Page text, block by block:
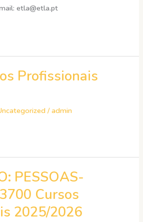
etla@etla.pt
Profissionais
/admin
PESSOAS-
Cursos
2025/2026